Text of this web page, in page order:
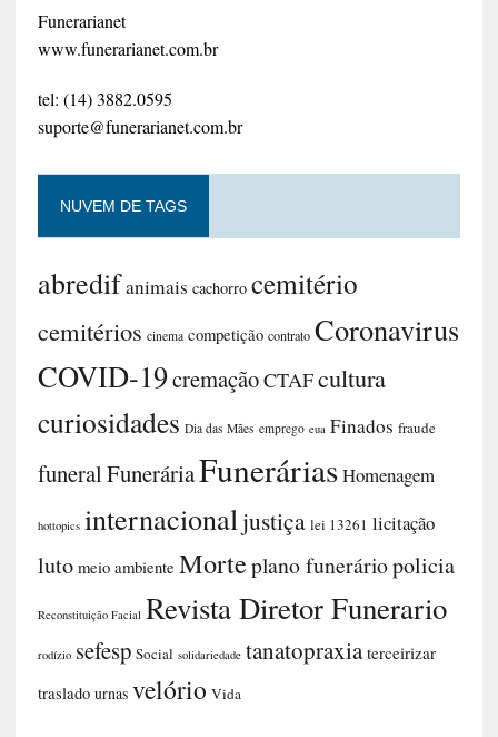
Funerarianet
www.funerarianet.com.br
tel: (14) 3882.0595
suporte@funerarianet.com.br
NUVEM DE TAGS
abredifanimais cachorro cemitério
cemitérios cinema competição contrato Coronavirus
COVID-19cremaçãoCTAFcultura
curiosidades Dia das Mães emprego eua Finados fraude
funeralFuneráriaFuneráriasHomenagem
hottopics internacionaljustiça lei 13261 licitação
luto meio ambiente Morteplano funeráriopolicia
Reconstituição Facial Revista Diretor Funerario
rodízio sefesp Social solidariedade tanatopraxia terceirizar
traslado urnas velório Vida